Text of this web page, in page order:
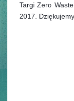
Targi Zero
2017.